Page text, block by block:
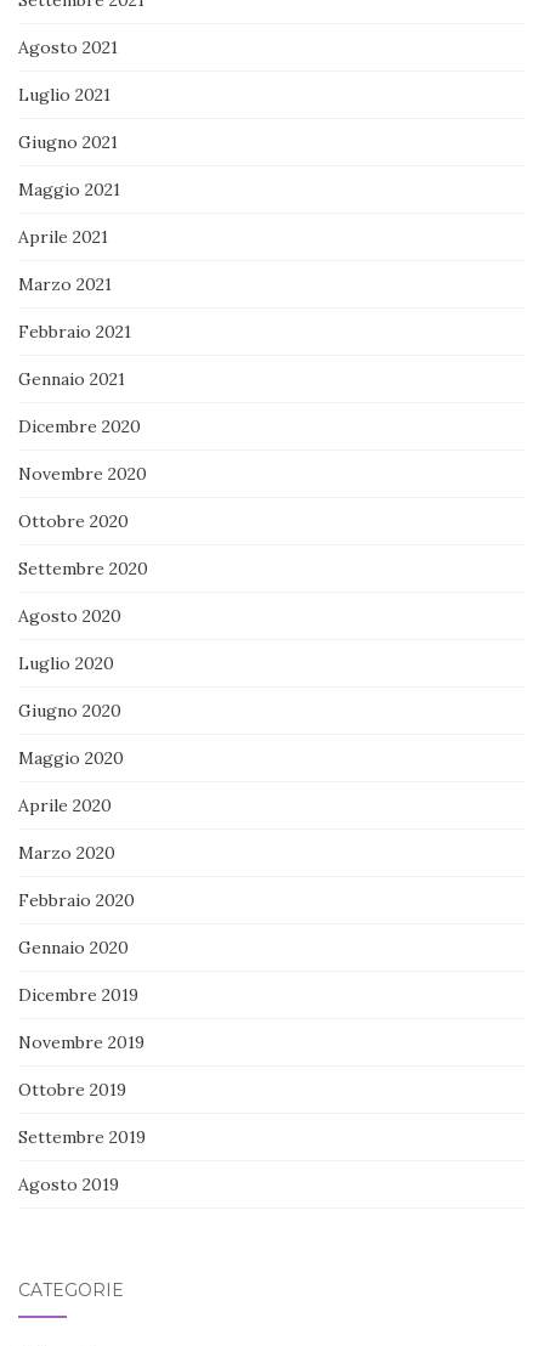
Agosto 2021
Luglio 2021
Giugno 2021
Maggio 2021
Aprile 2021
Marzo 2021
Febbraio 2021
Gennaio 2021
Dicembre 2020
Novembre 2020
Ottobre 2020
Settembre 2020
Agosto 2020
Luglio 2020
Giugno 2020
Maggio 2020
Aprile 2020
Marzo 2020
Febbraio 2020
Gennaio 2020
Dicembre 2019
Novembre 2019
Ottobre 2019
Settembre 2019
Agosto 2019
CATEGORIE